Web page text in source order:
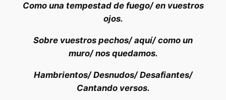
Como una tempestad de fuego/ en vuestros
ojos.
Sobre vuestros pechos/ aquí/ como un
muro/ nos quedamos.
Hambrientos/ Desnudos/ Desafiantes/
Cantando versos.